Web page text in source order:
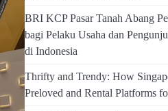
BRI KCP Pasar Tanah Abang
bagi Pelaku Usaha dan
di Indonesia
Thrifty and Trendy: How
Preloved and Rental Platforms